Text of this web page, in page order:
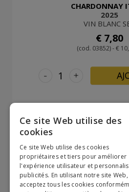
CHARDONNAY
2025
VIN BLANC
€ 7,80
(cod. 03852) - €
+
-
Ce site Web utilise des
cookies
Ce site Web utilise des cookies
propriétaires et tiers pour améliorer
l'expérience utilisateur et
publicités. En utilisant notre site
acceptez tous les cookies